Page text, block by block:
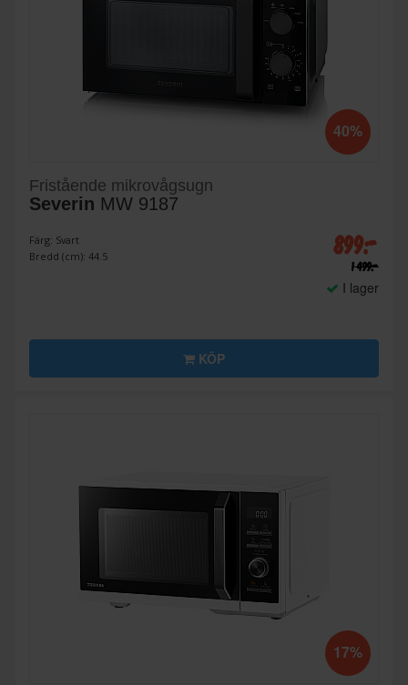
40%
Fristående mikrovågsugn
Severin MW 9187
Färg: Svart
Bredd (cm): 44.5
899:-
1 499:-
I lager
KÖP
17%